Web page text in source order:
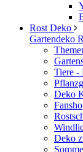
Rost Deko
Gartendeko
Tiere -
Deko
Deko